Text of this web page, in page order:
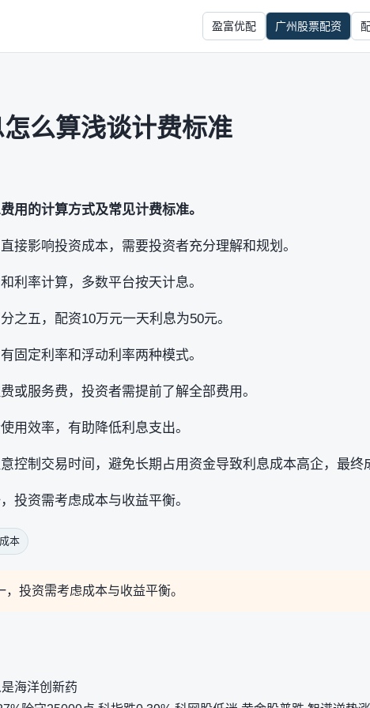
盈富优配 广州股票配资
么算浅谈计费标准
用的计算方式及常见计费标准。
接影响投资成本，需要投资者充分理解和规划。
利率计算，多数平台按天计息。
之五，配资10万元一天利息为50元。
固定利率和浮动利率两种模式。
或服务费，投资者需提前了解全部费用。
用效率，有助降低利息支出。
控制交易时间，避免长期占用资金导致利息成本高企，最终
投资需考虑成本与收益平衡。
本
投资需考虑成本与收益平衡。
海洋创新药